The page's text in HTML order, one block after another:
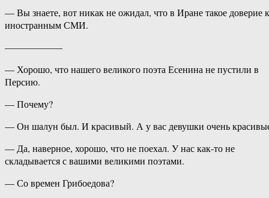
— Вы знаете, вот никак не ожидал, что в Иране такое доверие к
иностранным СМИ.
——————
— Хорошо, что нашего великого поэта Есенина не пустили в
Персию.
— Почему?
— Он шалун был. И красивый. А у вас девушки очень
— Да, наверное, хорошо, что не поехал. У нас как-то не
складывается с вашими великими поэтами.
— Со времен Грибоедова?